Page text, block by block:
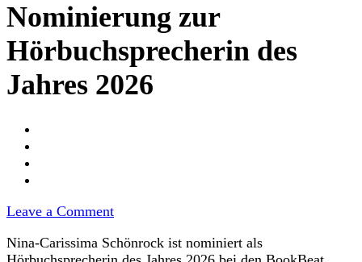
Nominierung zur
Hörbuchsprecherin des
Jahres 2026
Leave a Commenton
zur
Nina-Carissima Schönrock ist nominiert als